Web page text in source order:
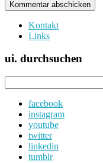
Kontakt
Links
ui. durchsuchen
nach:
facebook
instagram
youtube
twitter
linkedin
tumblr